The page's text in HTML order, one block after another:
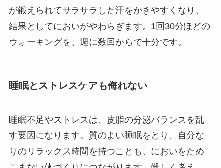
が鍛えられてサラサラした汗をかきやすくなり、
結果としてにおいがやわらぎます。1回30分ほどの
ウォーキングを、週に数回からで十分です。
睡眠とストレスケアも侮れない
睡眠不足やストレスは、皮脂の分泌バランスを乱
す要因になります。質のよい睡眠をとり、自分な
りのリラックス時間を持つことも、においをため